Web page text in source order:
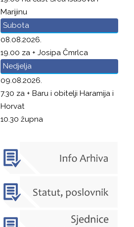
Marijinu
Subota
08.08.2026.
19.00 za + Josipa Čmrlca
Nedjelja
09.08.2026.
7.30 za + Baru i obitelji Haramija i
Horvat
10.30 župna